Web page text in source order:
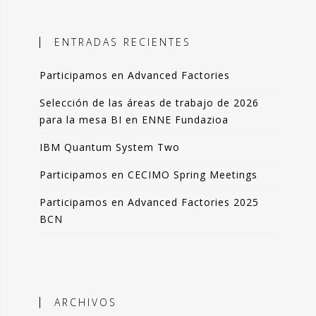
objetiva basada en datos como
la toma de decisiones.
blog comparto esas experiencias,
de forma resumida pero clara. La
de artículos los podrás leer en 3-4
que lo disfrutes tanto como yo.
Sáenz -
ENTRADAS RECIENTES
Participamos en Advanced Factories
Selección de las áreas de trabajo de 2026
para la mesa BI en ENNE Fundazioa
IBM Quantum System Two
Participamos en CECIMO Spring Meetings
Participamos en Advanced Factories 2025
BCN
ARCHIVOS